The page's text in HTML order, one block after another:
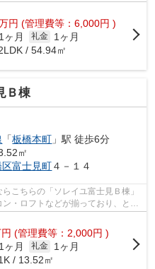
屋です...
円 (管理費等：6,000円 )
1ヶ月 礼金
1ヶ月
/ 54.94㎡
Ｂ棟
「板橋本町 」駅 徒歩6分
㎡
区富士見町４－１４
こちらの「ソレイユ富士見Ｂ棟」
・ロフトなどが揃っており、とて
円 (管理費等：2,000円 )
1ヶ月 礼金
1ヶ月
/ 13.52㎡